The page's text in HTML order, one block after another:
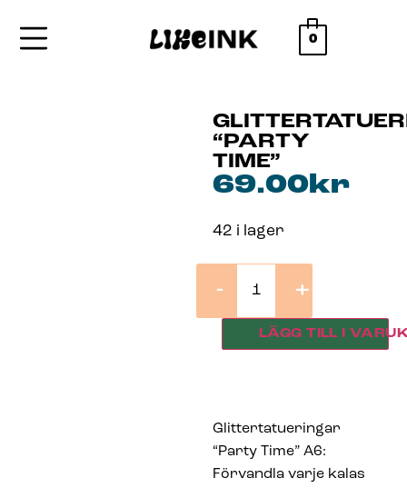
0
“PARTY
TIME”
69.00kr
42 i lager
- +
LÄGG TILL I
Glittertatueringar
“Party Time” A6:
Förvandla varje kalas